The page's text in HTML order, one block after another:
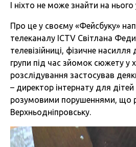
І ніхто не може знайти на
Про це у своєму «Фейсбуку»
телеканалу ICTV Світлана
телевізійниці, фізичне насилля
групи під час зйомок сюжету у
розслідування застосував
– директор інтернату для дітей
розумовими порушеннями, що
Верхньодніпровську.